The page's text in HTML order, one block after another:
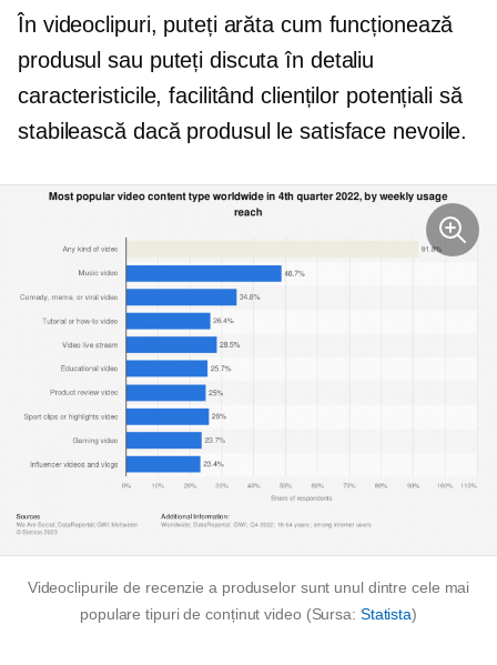
În videoclipuri, puteți arăta cum funcționează
produsul sau puteți discuta în detaliu
caracteristicile, facilitând clienților potențiali să
stabilească dacă produsul le satisface nevoile.
Videoclipurile de recenzie a produselor sunt unul dintre cele mai
populare tipuri de conținut video (Sursa: Statista)